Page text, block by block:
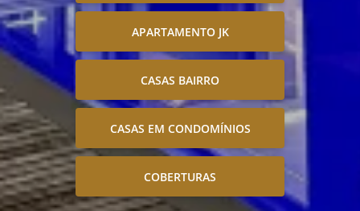
APARTAMENTO JK
CASAS BAIRRO
CASAS EM CONDOMÍNIOS
COBERTURAS